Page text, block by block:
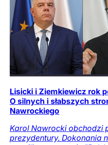
Lisicki i Ziemkiewicz rok
O silnych i słabszych
Nawrockiego
Karol Nawrocki obchodzi
prezydentury. Dokonania